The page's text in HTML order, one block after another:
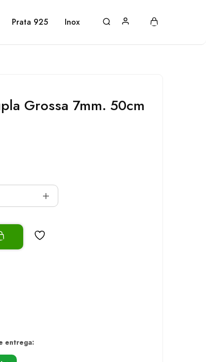
Prata 925 Inox
Grossa 7mm. 50cm
entrega: